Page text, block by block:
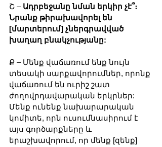
Շ – Ադրբեջանը նման երկիր չէ՞։
Նրանք թիրախավորել են
[մարտերում] չներգրավված
խաղաղ բնակչությանը:
Ք – Մենք վաճառում ենք նույն
տեսակի սարքավորումներ, որոնք
վաճառում են ուրիշ շատ
ժողովրդավարական երկրներ:
Մենք ունենք նախարարական
կոմիտե, որն ուսումնասիրում է
այս գործարքները և
երաշխավորում, որ մենք [զենք]